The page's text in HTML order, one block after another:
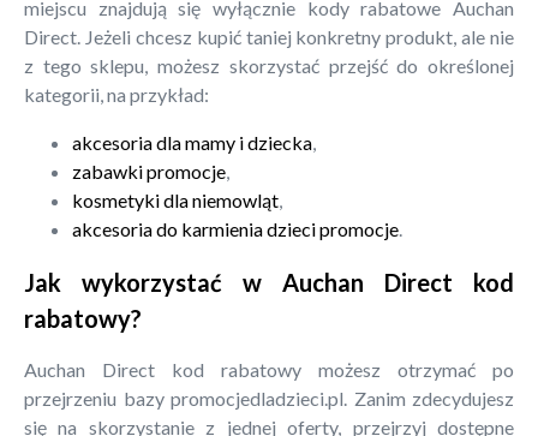
miejscu znajdują się wyłącznie kody rabatowe Auchan
Direct. Jeżeli chcesz kupić taniej konkretny produkt, ale nie
z tego sklepu, możesz skorzystać przejść do określonej
kategorii, na przykład:
akcesoria dla mamy i dziecka,
zabawki promocje,
kosmetyki dla niemowląt,
akcesoria do karmienia dzieci promocje.
Jak wykorzystać w Auchan Direct kod
rabatowy?
Auchan Direct kod rabatowy możesz otrzymać po
przejrzeniu bazy promocjedladzieci.pl. Zanim zdecydujesz
się na skorzystanie z jednej oferty, przejrzyj dostępne